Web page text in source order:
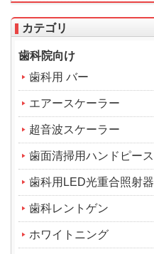
カテゴリ
歯科院向け
歯科用 バー
エアースケーラー
超音波スケーラー
歯面清掃用ハンドピース
歯科用LED光重合照射器
歯科レントゲン
ホワイトニング